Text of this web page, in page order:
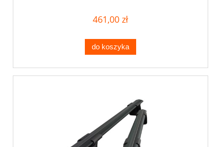
461,00 zł
do koszyka